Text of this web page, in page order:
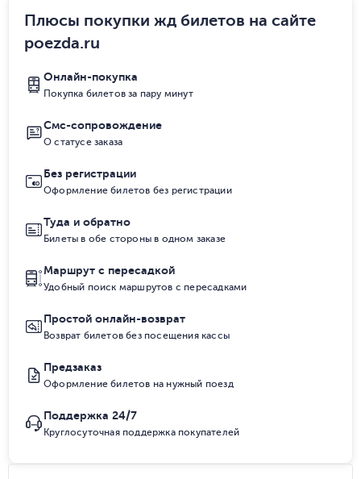
Плюсы покупки жд билетов на сайте
poezda.ru
Онлайн-покупка
Покупка билетов за пару минут
Смс-сопровождение
О статусе заказа
Без регистрации
Оформление билетов без регистрации
Туда и обратно
Билеты в обе стороны в одном заказе
Маршрут с пересадкой
Удобный поиск маршрутов с пересадками
Простой онлайн-возврат
Возврат билетов без посещения кассы
Предзаказ
Оформление билетов на нужный поезд
Поддержка 24/7
Круглосуточная поддержка покупателей